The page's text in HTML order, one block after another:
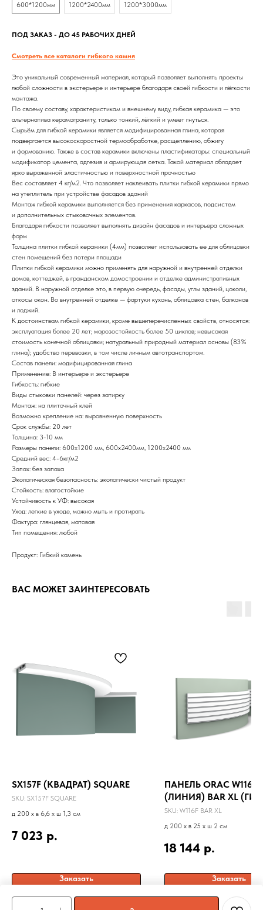
600*1200мм
1200*2400мм 1200*3000мм
ПОД ЗАКАЗ - ДО 45 РАБОЧИХ ДНЕЙ
Смотреть все каталоги гибкого камня
Это уникальный современный материал, который позволяет выполнять проекты
любой сложности в экстерьере и интерьере благодаря своей гибкости и лёгкости
монтажа.
По своему составу, характеристикам и внешнему виду, гибкая керамика — это
альтернатива керамограниту, только тонкий, лёгкий и умеет гнуться.
Сырьём для гибкой керамики является модифицированная глина, которая
подвергается высокоскоростной термообработке, расщеплению, обжигу
и формованию. Также в состав керамики включены пластификаторы: специальный
модификатор цемента, адгезив и армирующая сетка. Такой материал обладает
ярко выраженной эластичностью и поверхностной прочностью
Вес составляет 4 кг/м2. Что позволяет наклеивать плитки гибкой керамики прямо
на утеплитель при устройстве фасадов зданий
Монтаж гибкой керамики выполняется без применения каркасов, подсистем
и дополнительных стыковочных элементов.
Благодаря гибкости позволяет выполнять дизайн фасадов и интерьера сложных
форм
Толщина плитки гибкой керамики (4мм) позволяет использовать ее для облицовки
стен помещений без потери площади
Плитки гибкой керамики можно применять для наружной и внутренней отделки
домов, коттеджей, в гражданском домостроении и отделке административных
зданий. В наружной отделке это, в первую очередь, фасады, углы зданий, цоколи,
откосы окон. Во внутренней отделке — фартуки кухонь, облицовка стен, балконов
и лоджий.
К достоинствам гибкой керамики, кроме вышеперечисленных свойств, относятся:
эксплуатация более 20 лет; морозостойкость более 50 циклов; невысокая
стоимость конечной облицовки; натуральный природный материал основы (83%
глина); удобство перевозки, в том числе личным автотранспортом.
Состав панели: модифицированная глина
Применение: В интерьере и экстерьере
Гибкость: гибкие
Виды стыковки панелей: через затирку
Монтаж: на плиточный клей
Возможно крепление на: выровненную поверхность
Срок службы: 20 лет
Толщина: 3-10 мм
Размеры панели: 600х1200 мм, 600х2400мм, 1200х2400 мм
Средний вес: 4-6кг/м2
Запах: без запаха
Экологическая безопасность: экологически чистый продукт
Стойкость: влагостойкие
Устойчивость к УФ: высокая
Уход: легкие в уходе, можно мыть и протирать
Фактура: глянцевая, матовая
Тип помещения: любой
Продукт: Гибкий камень
ВАС МОЖЕТ ЗАИНТЕРЕСОВАТЬ
SX157F (КВАДРАТ) SQUARE
SKU: SX157F SQUARE
д 200 x в 6,6 x ш 1,3 см
7 023 р.
Заказать
ПАНЕЛЬ ORAC W116F
(ЛИНИЯ) BAR XL
ВЕРСИЯ)
SKU: W116F BAR XL
д 200 x в 25 x ш 2 см
18 144 р.
Заказать